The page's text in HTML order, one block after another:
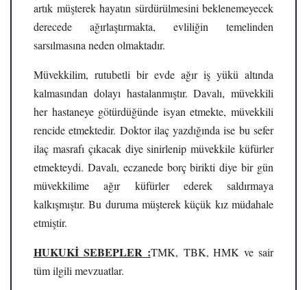
artık müşterek hayatın sürdürülmesini beklenemeyecek
derecede ağırlaştırmakta, evliliğin temelinden
sarsılmasına neden olmaktadır.
Müvekkilim, rutubetli bir evde ağır iş yükü altında
kalmasından dolayı hastalanmıştır. Davalı, müvekkili
her hastaneye götürdüğünde isyan etmekte, müvekkili
rencide etmektedir. Doktor ilaç yazdığında ise bu sefer
ilaç masrafı çıkacak diye sinirlenip müvekkile küfürler
etmekteydi. Davalı, eczanede borç birikti diye bir gün
müvekkilime ağır küfürler ederek saldırmaya
kalkışmıştır. Bu duruma müşterek küçük kız müdahale
etmiştir.
HUKUKİ SEBEPLER :TMK, TBK, HMK ve sair
tüm ilgili mevzuatlar.